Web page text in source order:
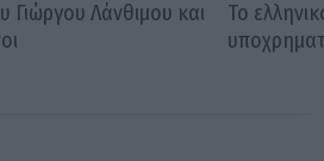
Γιώργου Λάνθιμου και
Το